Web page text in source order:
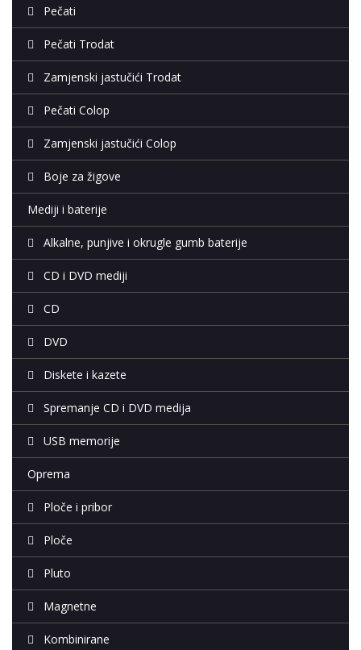
Pečati
Pečati Trodat
Zamjenski jastučići Trodat
Pečati Colop
Zamjenski jastučići Colop
Boje za žigove
Mediji i baterije
Alkalne, punjive i okrugle gumb baterije
CD i DVD mediji
CD
DVD
Diskete i kazete
Spremanje CD i DVD medija
USB memorije
Oprema
Ploče i pribor
Ploče
Pluto
Magnetne
Kombinirane